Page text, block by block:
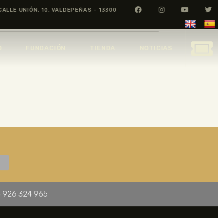
UNIÓN, 10. VALDEPEÑAS - 13300
926 324 965